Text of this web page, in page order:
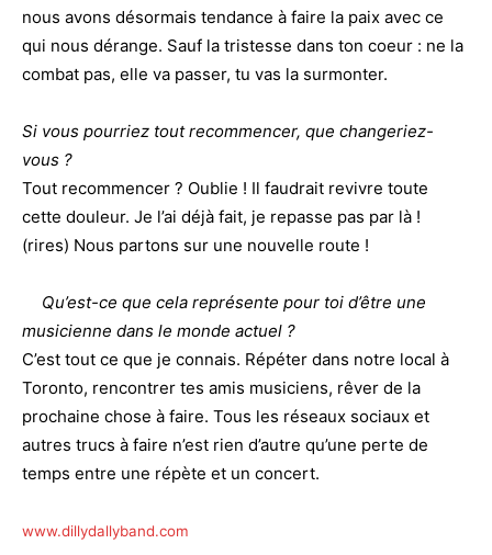
nous avons désormais tendance à faire la paix avec ce
qui nous dérange. Sauf la tristesse dans ton coeur : ne la
combat pas, elle va passer, tu vas la surmonter.
Si vous pourriez tout recommencer, que changeriez-
vous ?
Tout recommencer ? Oublie ! Il faudrait revivre toute
cette douleur. Je l’ai déjà fait, je repasse pas par là !
(rires) Nous partons sur une nouvelle route !
Qu’est-ce que cela représente pour toi d’être une
musicienne dans le monde actuel ?
C’est tout ce que je connais. Répéter dans notre local à
Toronto, rencontrer tes amis musiciens, rêver de la
prochaine chose à faire. Tous les réseaux sociaux et
autres trucs à faire n’est rien d’autre qu’une perte de
temps entre une répète et un concert.
www.dillydallyband.com